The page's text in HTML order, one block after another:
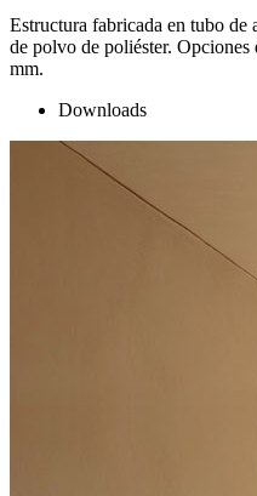
Estructura fabricada en tubo de
de polvo de poliéster.
mm.
Downloads